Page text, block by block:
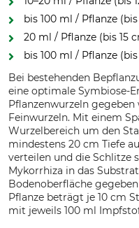
bis 100 ml / Pflanze
20 ml / Pflanze (bis 15
bis 100 ml / Pflanze
Bei bestehenden
eine optimale Symbiose-
Pflanzenwurzeln gegeben
Feinwurzeln. Mit einem
Wurzelbereich um den
mindestens 20 cm Tiefe
verteilen und die Schlitze
Mykorrhiza in das
Bodenoberfläche
Pflanze beträgt je 10 cm
mit jeweils 100 ml